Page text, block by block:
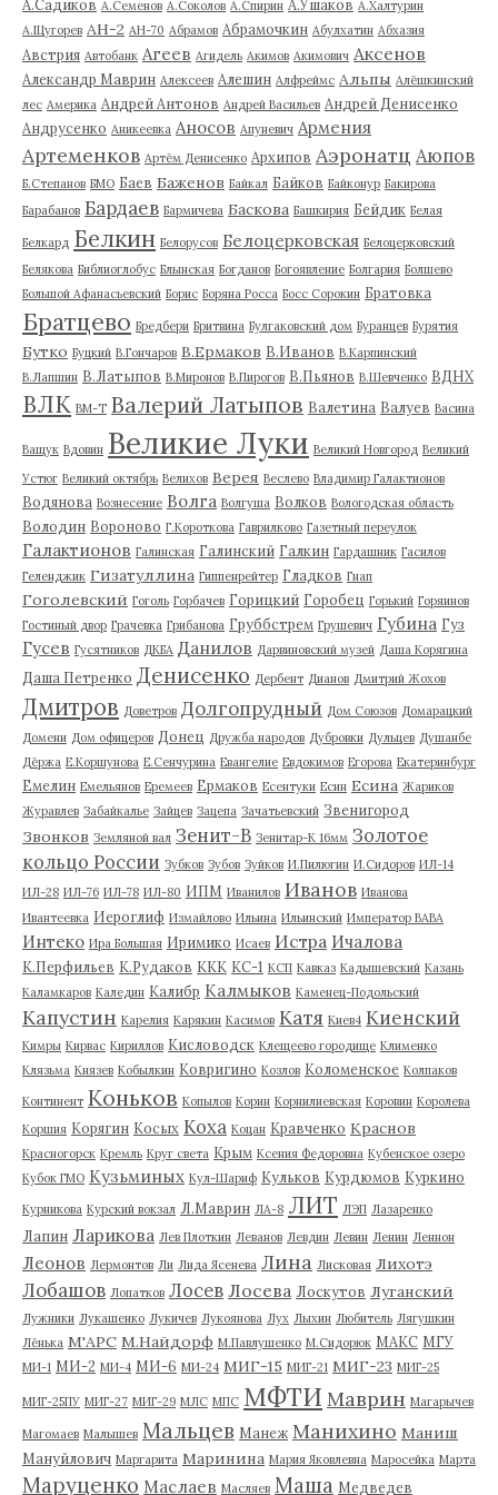
А.Садиков А.Семенов А.Соколов А.Спирин А.Ушаков А.Халтурин
А.Щугорев АН-2 АН-70 Абрамов Абрамочкин Абулхатин Абхазия
Австрия Автобанк Агеев Агидель Акимов Акимович Аксенов
Александр Маврин Алексеев Алешин Алфреймс Альпы Алёшкинский
лес Америка Андрей Антонов Андрей Васильев Андрей Денисенко
Андрусенко Аникеевка Аносов Апуневич Армения
Артеменков Артём Денисенко Архипов Аэронатц Аюпов
Б.Степанов БМО Баев Баженов Байкал Байков Байконур Бакирова
Барабанов Бардаев Бармичева Баскова Башкирия Бейдик Белая
Белкард Белкин Белорусов Белоцерковская Белоцерковский
Белякова Библиоглобус Блынская Богданов Богоявление Болгария Болшево
Большой Афанасьевский Борис Боряна Росса Босс Сорокин Братовка
Братцево Бредбери Бритвина Булгаковский дом Буранцев Бурятия
Бутко Буцкий В.Гончаров В.Ермаков В.Иванов В.Карпинский
В.Лапшин В.Латыпов В.Миронов В.Пирогов В.Пьянов В.Шевченко ВДНХ
ВЛК ВМ-Т Валерий Латыпов Валетина Валуев Васина
Ващук Вдовин Великие Луки Великий Новгород Великий
Устюг Великий октябрь Велихов Верея Веслево Владимир Галактионов
Водянова Вознесение Волга Волгуша Волков Вологодская область
Володин Вороново Г.Короткова Гаврилково Газетный переулок
Галактионов Галинская Галинский Галкин Гардашник Гасилов
Геленджик Гизатуллина Гиппенрейтер Гладков Гнап
Гоголевский Гоголь Горбачев Горицкий Горобец Горький Горяинов
Гостиный двор Грачевка Грибанова Груббстрем Грушевич Губина Гуз
Гусев Гусятников ДКБА Данилов Дарвиновский музей Даша Корягина
Даша Петренко Денисенко Дербент Дианов Дмитрий Жохов
Дмитров Доветров Долгопрудный Дом Союзов Домарацкий
Домени Дом офицеров Донец Дружба народов Дубровки Дульцев Душанбе
Дёржа Е.Коршунова Е.Сенчурина Евангелие Евдокимов Егорова Екатеринбург
Емелин Емельянов Еремеев Ермаков Есентуки Есин Есина Жариков
Журавлев Забайкалье Зайцев Зацепа Зачатьевский Звенигород
Звонков Земляной вал Зенит-В Зенитар-К 16мм Золотое
кольцо России Зубков Зубов Зуйков И.Пилюгин И.Сидоров ИЛ-14
ИЛ-28 ИЛ-76 ИЛ-78 ИЛ-80 ИПМ Иванилов Иванов Иванова
Ивантеевка Иероглиф Измайлово Ильина Ильинский Император ВАВА
Интеко Ира Большая Иримико Исаев Истра Ичалова
К.Перфильев К.Рудаков ККК КС-1 КСП Кавказ Кадышевский Казань
Каламкаров Каледин Калибр Калмыков Каменец-Подольский
Капустин Карелия Карякин Касимов Катя Киев4 Киенский
Кимры Кирвас Кириллов Кисловодск Клещеево городище Клименко
Клязьма Князев Кобылкин Ковригино Козлов Коломенское Колпаков
Континент Коньков Копылов Корин Корнилиевская Коровин Королева
Коршия Корягин Косых Коха Коцан Кравченко Краснов
Красногорск Кремль Круг света Крым Ксения Федоровна Кубенское озеро
Кубок ГМО Кузьминых Кул-Шариф Кульков Курдюмов Куркино
Курникова Курский вокзал Л.Маврин ЛА-8 ЛИТ ЛЭП Лазаренко
Лапин Ларикова Лев Плоткин Леванов Левдин Левин Ленин Леннон
Леонов Лермонтов Ли Лида Ясенева Лина Лисковая Лихотэ
Лобашов Лопатков Лосев Лосева Лоскутов Луганский
Лужники Лукашенко Лукичев Лукоянова Лух Лыхин Любитель Лягушкин
Лёнька М'АРС М.Найдорф М.Павлушенко М.Сидорюк МАКС МГУ
МИ-1 МИ-2 МИ-4 МИ-6 МИ-24 МИГ-15 МИГ-21 МИГ-23 МИГ-25
МИГ-25ПУ МИГ-27 МИГ-29 МЛС МПС МФТИ Маврин Магарычев
Магомаев Малышев Мальцев Манеж Манихино Маниш
Мануйлович Маргарита Маринина Мария Яковлевна Маросейка Марта
Маруценко Маслаев Масляев Маша Медведев